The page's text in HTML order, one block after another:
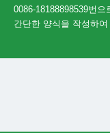
0086-18188898539번
간단한 양식을 작성하